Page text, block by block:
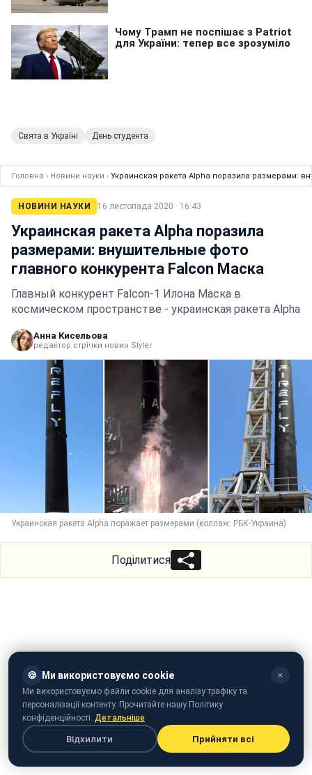
Свята в Україні День студента
Головна › Новини науки › Украинская ракета Alpha поразила размерами:
НОВИНИ НАУКИ 16 листопада 2020 · 16:43
Украинская ракета Alpha поразила
размерами: внушительные фото
главного конкурента Falcon Маска
Главный конкурент Falcon-1 Илона Маска в
космическом пространстве - украинская ракета Alpha
Анна Кисельова
редактор стрічки новин Styler
Украинская ракета Alpha поражает размерами (коллаж: РБК-Украина)
Поділитися
🍪 Ми використовуємо cookie ✕
Ми використовуємо файли cookie для аналізу трафіку та
персоналізації контенту. Прочитайте нашу Політику
конфіденційності. Детальніше
Відхилити Прийняти всі